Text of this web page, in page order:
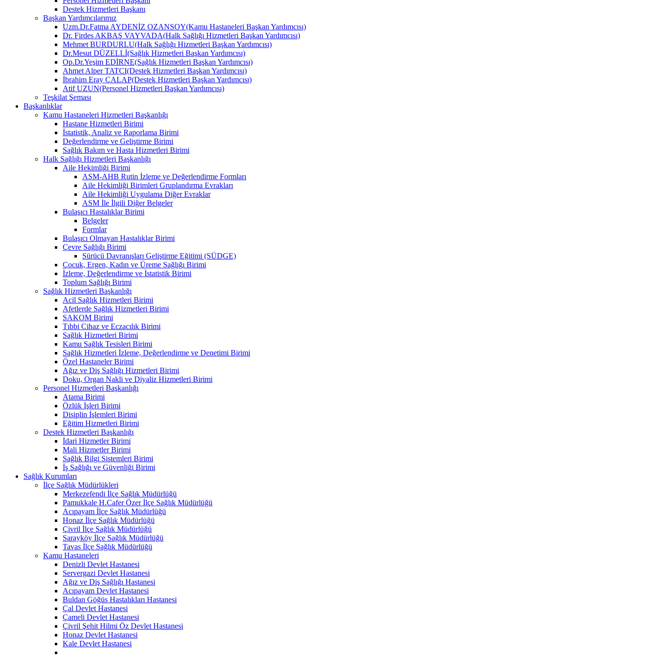
Destek Hizmetleri Başkanı
Başkan Yardımcılarımız
Uzm.Dr.Fatma AYDENİZ OZANSOY(Kamu Hastaneleri Başkan Yardımcısı)
Dr. Firdes AKBAŞ VAYVADA(Halk Sağlığı Hizmetleri Başkan Yardımcısı)
Mehmet BURDURLU(Halk Sağlığı Hizmetleri Başkan Yardımcısı)
Dr.Mesut DÜZELLİ(Sağlık Hizmetleri Başkan Yardımcısı)
Op.Dr.Yeşim EDİRNE(Sağlık Hizmetleri Başkan Yardımcısı)
Ahmet Alper TATCI(Destek Hizmetleri Başkan Yardımcısı)
İbrahim Eray ÇALAP(Destek Hizmetleri Başkan Yardımcısı)
Atif UZUN(Personel Hizmetleri Başkan Yardımcısı)
Teşkilat Şeması
Başkanlıklar
Kamu Hastaneleri Hizmetleri Başkanlığı
Hastane Hizmetleri Birimi
İstatistik, Analiz ve Raporlama Birimi
Değerlendirme ve Geliştirme Birimi
Sağlık Bakım ve Hasta Hizmetleri Birimi
Halk Sağlığı Hizmetleri Başkanlığı
Aile Hekimliği Birimi
ASM-AHB Rutin İzleme ve Değerlendirme Formları
Aile Hekimliği Birimleri Gruplandırma Evrakları
Aile Hekimliği Uygulama Diğer Evraklar
ASM İle İlgili Diğer Belgeler
Bulaşıcı Hastalıklar Birimi
Belgeler
Formlar
Bulaşıcı Olmayan Hastalıklar Birimi
Çevre Sağlığı Birimi
Sürücü Davranışları Geliştirme Eğitimi (SÜDGE)
Çocuk, Ergen, Kadın ve Üreme Sağlığı Birimi
İzleme, Değerlendirme ve İstatistik Birimi
Toplum Sağlığı Birimi
Sağlık Hizmetleri Başkanlığı
Acil Sağlık Hizmetleri Birimi
Afetlerde Sağlık Hizmetleri Birimi
SAKOM Birimi
Tıbbi Cihaz ve Eczacılık Birimi
Sağlık Hizmetleri Birimi
Kamu Sağlık Tesisleri Birimi
Sağlık Hizmetleri İzleme, Değerlendirme ve Denetimi Birimi
Özel Hastaneler Birimi
Ağız ve Diş Sağlığı Hizmetleri Birimi
Doku, Organ Nakli ve Diyaliz Hizmetleri Birimi
Personel Hizmetleri Başkanlığı
Atama Birimi
Özlük İşleri Birimi
Disiplin İşlemleri Birimi
Eğitim Hizmetleri Birimi
Destek Hizmetleri Başkanlığı
İdari Hizmetler Birimi
Mali Hizmetler Birimi
Sağlık Bilgi Sistemleri Birimi
İş Sağlığı ve Güvenliği Birimi
Sağlık Kurumları
İlçe Sağlık Müdürlükleri
Merkezefendi İlçe Sağlık Müdürlüğü
Pamukkale H.Cafer Özer İlçe Sağlık Müdürlüğü
Acıpayam İlçe Sağlık Müdürlüğü
Honaz İlçe Sağlık Müdürlüğü
Çivril İlçe Sağlık Müdürlüğü
Sarayköy İlçe Sağlık Müdürlüğü
Tavas İlçe Sağlık Müdürlüğü
Kamu Hastaneleri
Denizli Devlet Hastanesi
Servergazi Devlet Hastanesi
Ağız ve Diş Sağlığı Hastanesi
Acıpayam Devlet Hastanesi
Buldan Göğüs Hastalıkları Hastanesi
Çal Devlet Hastanesi
Çameli Devlet Hastanesi
Çivril Şehit Hilmi Öz Devlet Hastanesi
Honaz Devlet Hastanesi
Kale Devlet Hastanesi